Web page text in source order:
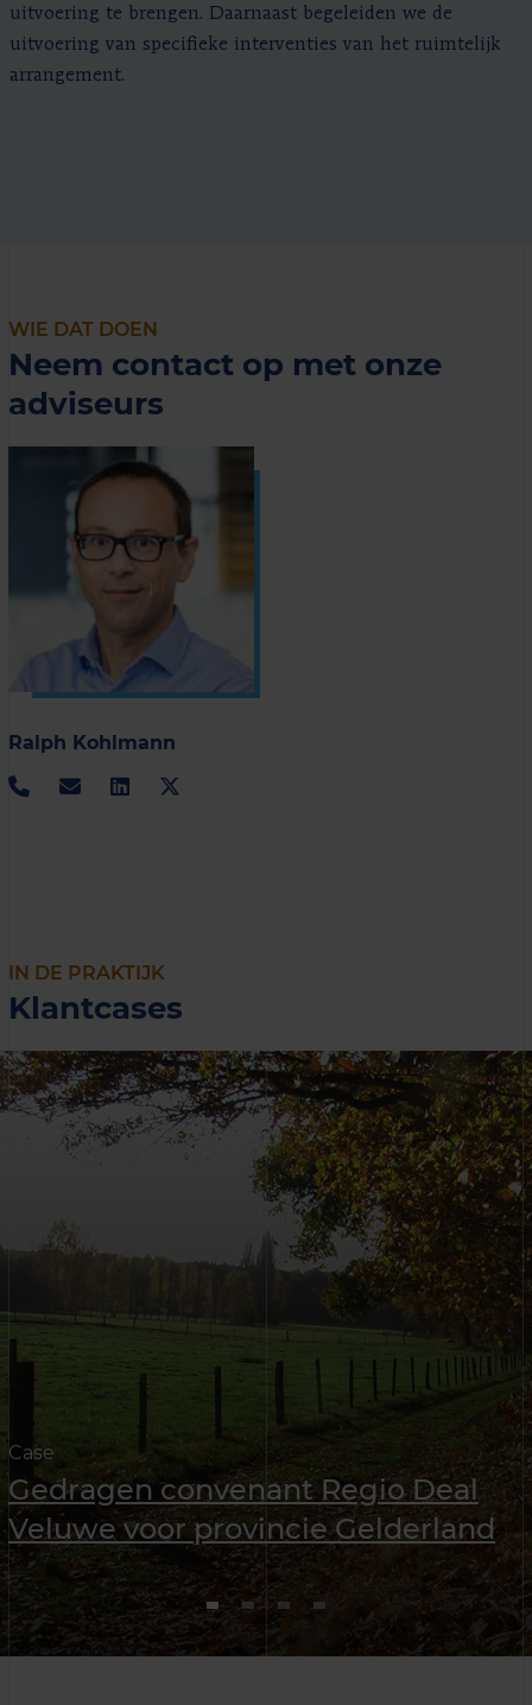
uitvoering te brengen. Daarnaast begeleiden we de
uitvoering van specifieke interventies van het ruimtelijk
arrangement.
WIE DAT DOEN
Neem contact op met onze
adviseurs
Ralph Kohlmann
IN DE PRAKTIJK
Klantcases
Case
Gedragen convenant Regio Deal
Veluwe voor provincie Gelderland